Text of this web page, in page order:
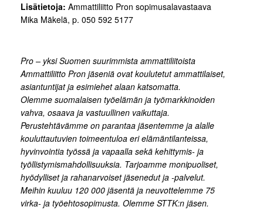
Lisätietoja: Ammattiliitto Pron sopimusalavastaava
Mika Mäkelä, p. 050 592 5177
Pro – yksi Suomen suurimmista ammattiliitoista
Ammattiliitto Pron jäseniä ovat koulutetut ammattilaiset,
asiantuntijat ja esimiehet alaan katsomatta.
Olemme suomalaisen työelämän ja työmarkkinoiden
vahva, osaava ja vastuullinen vaikuttaja.
Perustehtävämme on parantaa jäsentemme ja alalle
kouluttautuvien toimeentuloa eri elämäntilanteissa,
hyvinvointia työssä ja vapaalla sekä kehittymis- ja
työllistymismahdollisuuksia. Tarjoamme monipuoliset,
hyödylliset ja rahanarvoiset jäsenedut ja -palvelut.
Meihin kuuluu 120 000 jäsentä ja neuvottelemme 75
virka- ja työehtosopimusta. Olemme STTK:n jäsen.